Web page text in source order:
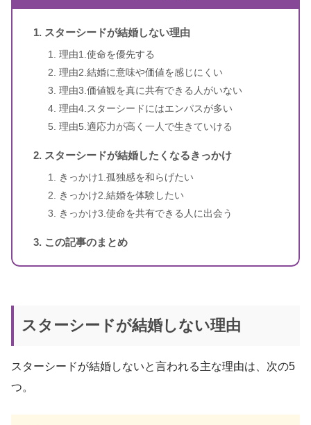
スピリカ（自己紹介はこちら）
スターシードが結婚しない理由
理由1.使命を優先する
理由2.結婚に意味や価値を感じにくい
理由3.価値観を真に共有できる人がいない
理由4.スターシードにはエンパスが多い
理由5.適応力が高く一人で生きていける
スターシードが結婚したくなるきっかけ
きっかけ1.孤独感を和らげたい
きっかけ2.結婚を体験したい
きっかけ3.使命を共有できる人に出会う
この記事のまとめ
スターシードが結婚しない理由
スターシードが結婚しないと言われる主な理由は、次の5
つ。